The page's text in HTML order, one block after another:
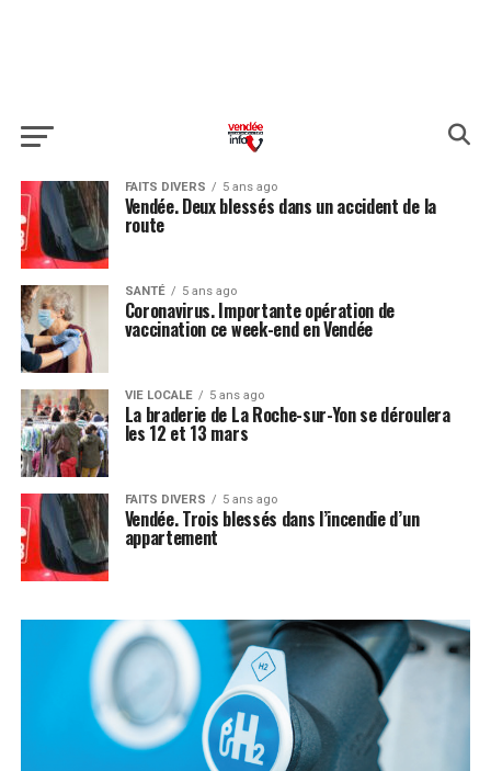
FAITS DIVERS 5 ans ago
Vendée. Deux blessés dans un accident de la
route
SANTÉ 5 ans ago
Coronavirus. Importante opération de
vaccination ce week-end en Vendée
VIE LOCALE 5 ans ago
La braderie de La Roche-sur-Yon se déroulera
les 12 et 13 mars
FAITS DIVERS 5 ans ago
Vendée. Trois blessés dans l’incendie d’un
appartement